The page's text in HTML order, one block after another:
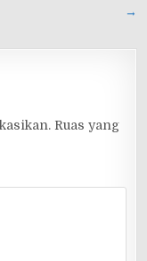
→
Ruas yang